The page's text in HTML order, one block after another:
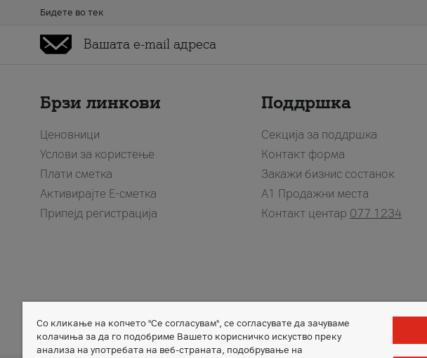
Бидете во тек
Брзи линкови
Ценовници
Услови за користење
Плати сметка
Активирајте Е-сметка
Припејд регистрација
Поддршка
Секција за поддршка
Контакт форма
Закажи бизнис состанок
A1 Продажни места
Контакт центар 077 1234
Member of
Со кликање на копчето "Се согласувам", се согласувате да зачуваме
колачиња за да го подобриме Вашето корисничко искуство преку
анализа на употребата на веб-страната, подобрување на